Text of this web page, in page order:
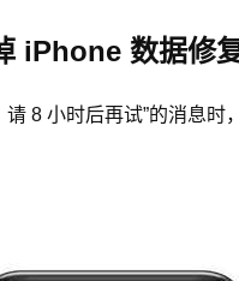
iPhone 数据修
8 小时后再试”的消息时